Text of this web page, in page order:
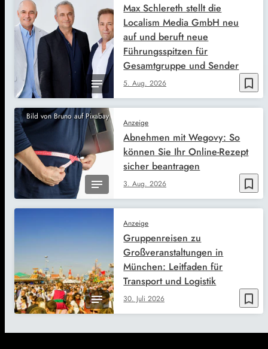
bookmark_border
5. Aug. 2026
Max Schlereth stellt die
Localism Media GmbH neu
auf und beruft neue
Führungsspitzen für
Gesamtgruppe und Sender
Bild von Bruno auf Pixabay
bookmark_border
Anzeige
3. Aug. 2026
Abnehmen mit Wegovy: So
können Sie Ihr Online-Rezept
sicher beantragen
bookmark_border
Anzeige
30. Juli 2026
Gruppenreisen zu
Großveranstaltungen in
München: Leitfaden für
Transport und Logistik